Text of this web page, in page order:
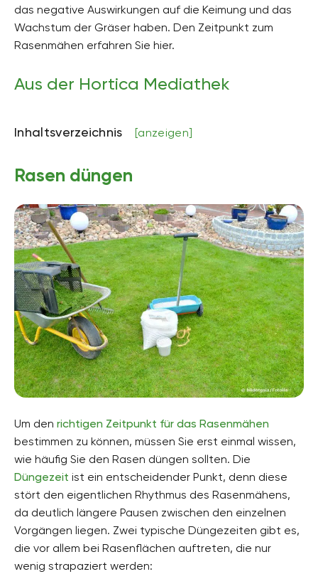
das negative Auswirkungen auf die Keimung und das
Wachstum der Gräser haben. Den Zeitpunkt zum
Rasenmähen erfahren Sie hier.
Aus der Hortica Mediathek
Inhaltsverzeichnis [anzeigen]
Rasen düngen
Um den richtigen Zeitpunkt für das Rasenmähen
bestimmen zu können, müssen Sie erst einmal wissen,
wie häufig Sie den Rasen düngen sollten. Die
Düngezeit ist ein entscheidender Punkt, denn diese
stört den eigentlichen Rhythmus des Rasenmähens,
da deutlich längere Pausen zwischen den einzelnen
Vorgängen liegen. Zwei typische Düngezeiten gibt es,
die vor allem bei Rasenflächen auftreten, die nur
wenig strapaziert werden: